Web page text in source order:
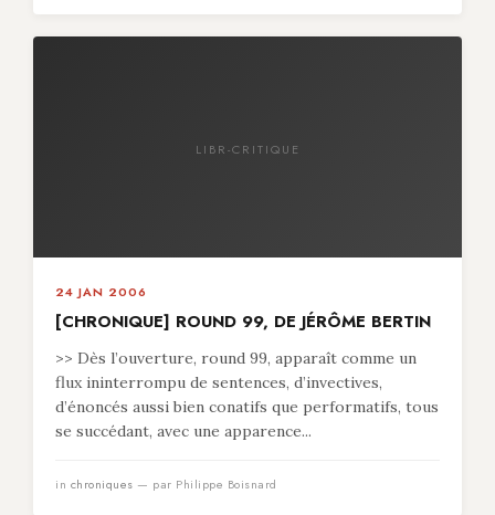
LIBR-CRITIQUE
24 JAN 2006
[CHRONIQUE] ROUND 99, DE JÉRÔME BERTIN
>> Dès l’ouverture, round 99, apparaît comme un
flux ininterrompu de sentences, d’invectives,
d’énoncés aussi bien conatifs que performatifs, tous
se succédant, avec une apparence...
in chroniques — par Philippe Boisnard